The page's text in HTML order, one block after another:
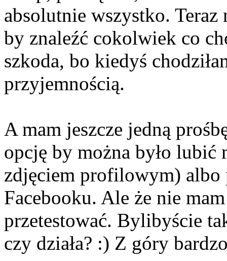
absolutnie wszystko. Teraz
by znaleźć cokolwiek co
szkoda, bo kiedyś
przyjemnością.
A mam jeszcze jedną
opcję by można było
zdjęciem profilowym) albo
Facebooku. Ale że nie
przetestować. Bylibyście
czy działa? :) Z góry